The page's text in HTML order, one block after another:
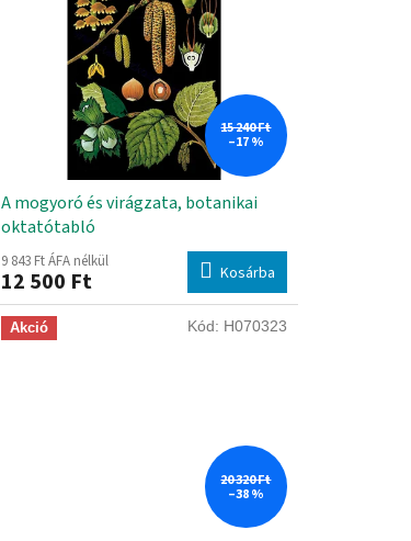
15 240 Ft
–17 %
A mogyoró és virágzata, botanikai
oktatótabló
9 843 Ft ÁFA nélkül
12 500 Ft Kosárba
Akció
20 320 Ft
–38 %
Kód: H070323